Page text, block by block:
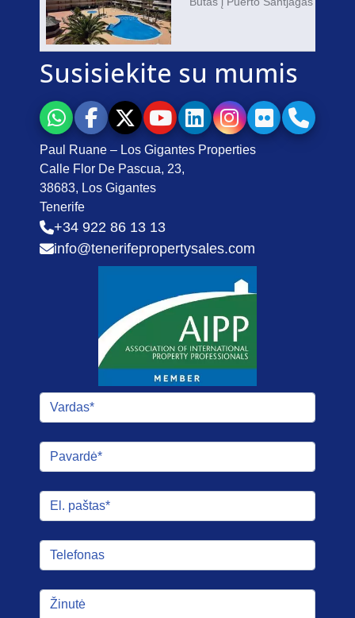
Susisiekite su mumis
Paul Ruane – Los Gigantes Properties
Calle Flor De Pascua, 23,
38683, Los Gigantes
Tenerife
+34 922 86 13 13
info@tenerifepropertysales.com